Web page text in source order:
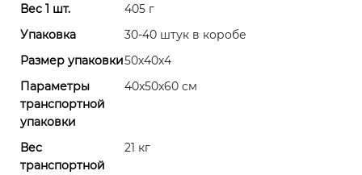
Вес 1 шт.
405 г
Упаковка
30-40 штук в коробе
Размер упаковки50х40х4
Параметры
транспортной
упаковки
40x50x60 см
Вес
транспортной
21 кг